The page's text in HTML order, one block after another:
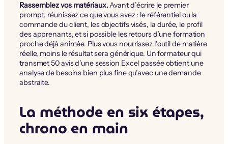
Rassemblez vos matériaux.Avant d’écrire le premier
prompt, réunissez ce que vous avez : le référentiel ou la
commande du client, les objectifs visés, la durée, le profil
des apprenants, et si possible les retours d’une formation
proche déjà animée. Plus vous nourrissez l’outil de matière
réelle, moins le résultat sera générique. Un formateur qui
transmet 50 avis d’une session Excel passée obtient une
analyse de besoins bien plus fine qu’avec une demande
abstraite.
La méthode en six étapes,
chrono en main